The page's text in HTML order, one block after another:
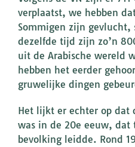
verplaatst, we hebben
Sommigen zijn gevlucht,
dezelfde tijd zijn zo’n
uit de Arabische wereld
hebben het eerder
gruwelijke dingen
Het lijkt er echter op
was in de 20e eeuw, dat
bevolking leidde. Rond